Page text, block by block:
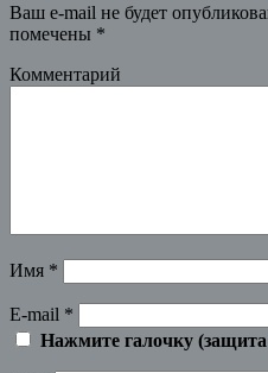
Ваш e-mail не будет
помечены *
Комментарий
Имя *
E-mail *
Нажмите галочку